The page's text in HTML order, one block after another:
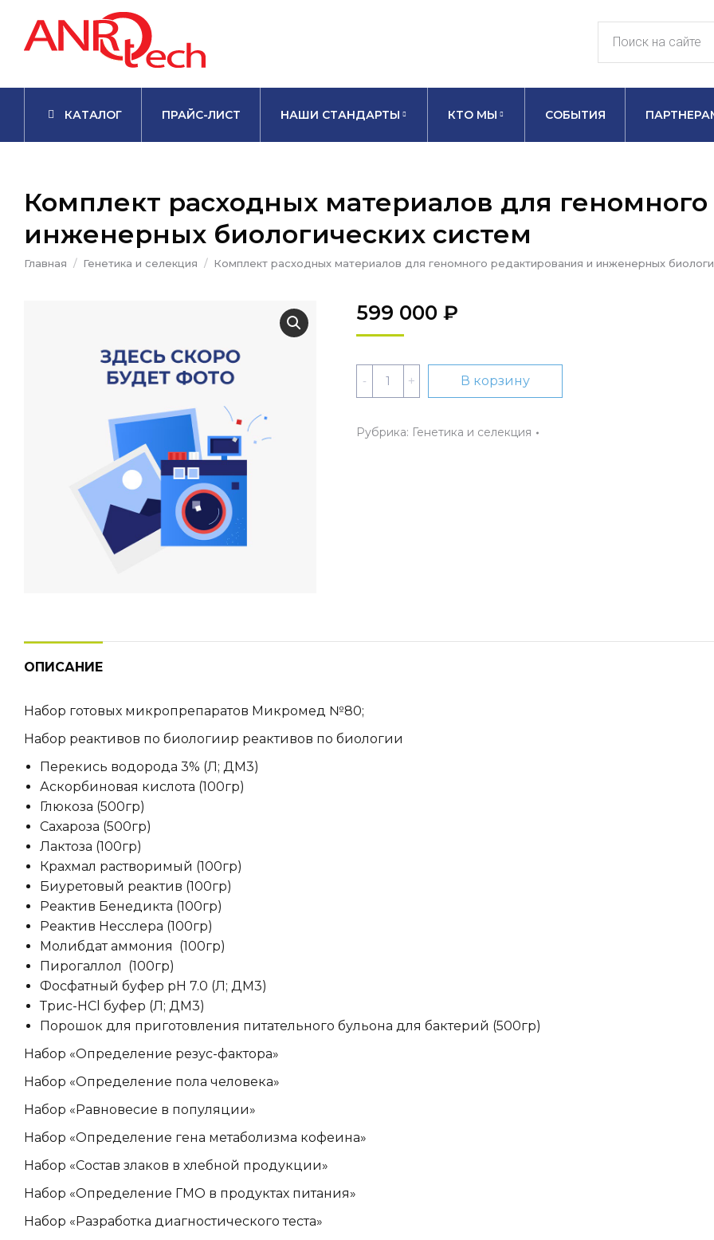
КАТАЛОГ ПРАЙС-ЛИСТ НАШИ СТАНДАРТЫ КТО МЫ СОБЫТИЯ
Комплект расходных материалов для
инженерных биологических систем
Вы здесь:
Главная Генетика и селекция Комплект расходных материалов для геномного редактирования и инженерных
599 000 ₽
Количество
Комплект
материалов
В корзину
Рубрика: Генетика и селекция
ОПИСАНИЕ
Набор готовых микропрепаратов Микромед №80;
Набор реактивов по биологиир реактивов по биологии
Перекись водорода 3% (Л; ДМ3)
Аскорбиновая кислота (100гр)
Глюкоза (500гр)
Сахароза (500гр)
Лактоза (100гр)
Крахмал растворимый (100гр)
Биуретовый реактив (100гр)
Реактив Бенедикта (100гр)
Реактив Несслера (100гр)
Молибдат аммония (100гр)
Пирогаллол (100гр)
Фосфатный буфер pH 7.0 (Л; ДМ3)
Трис-HCl буфер (Л; ДМ3)
Порошок для приготовления питательного бульона для бактерий (500гр)
Набор «Определение резус-фактора»
Набор «Определение пола человека»
Набор «Равновесие в популяции»
Набор «Определение гена метаболизма кофеина»
Набор «Состав злаков в хлебной продукции»
Набор «Определение ГМО в продуктах питания»
Набор «Разработка диагностического теста»